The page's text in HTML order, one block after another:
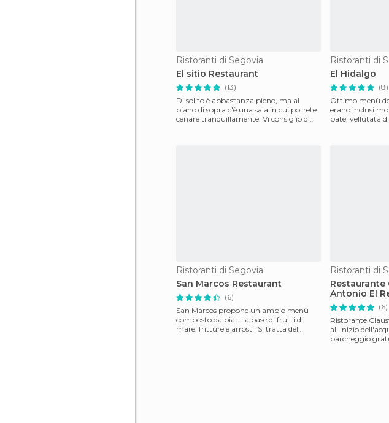
Ristoranti di Segovia
El sitio Restaurant
(13)
Di solito è abbastanza pieno, ma al
piano di sopra c'è una sala in cui potrete
cenare tranquillamente. Vi consiglio di
Ristoranti di
El Hidalgo
(8)
Ottimo menù
erano inclusi
patè, vellutata
Ristoranti di Segovia
San Marcos Restaurant
(6)
San Marcos propone un ampio menù
composto da piatti a base di frutti di
mare, fritture e arrosti. Si tratta del
Ristoranti di
Restaurante
Antonio El
(6)
Ristorante
all'inizio
parcheggio